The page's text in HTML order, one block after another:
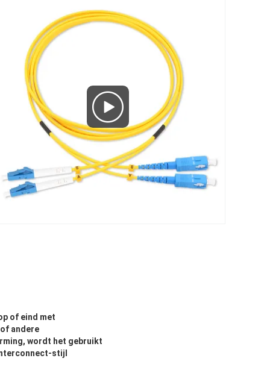
of eind met
andere
wordt het gebruikt
stijl